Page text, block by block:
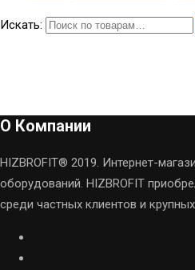
Искать:
О Компании
HIZBROFIT® 2019. Интернет-
оборудований. HIZBROFIT
среди частных клиентов и